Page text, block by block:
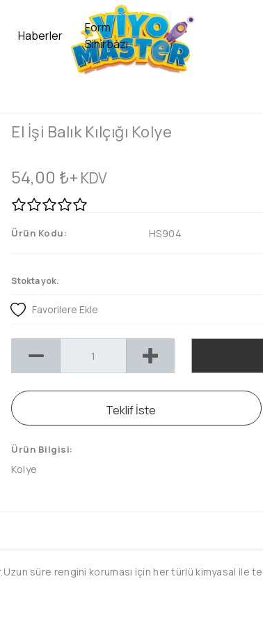
El İşi Balık Kılçığı Kolye
54,00 ₺+ KDV
Ürün Kodu: HS904
Stokta yok.
Favorilere Ekle
Teklif İste
Ürün Bilgisi:
Kolye
süre rengini koruması için her türlü kimyasal ile
Haberler
Form
Sihirbazı